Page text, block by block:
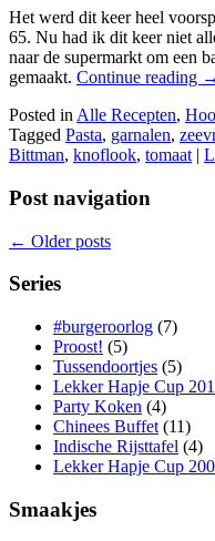
Het werd dit keer heel
65. Nu had ik dit keer niet
naar de supermarkt om een
gemaakt. Continue reading →
Posted in Alle Recepten,
Tagged Pasta, garnalen,
Bittman, knoflook, tomaat |
Post navigation
← Older posts
Series
#burgeroorlog (7)
Proost! (5)
Tussendoortjes (5)
Lekker Hapje Cup
Party Koken (4)
Chinees Buffet (11)
Indische Rijsttafel (4)
Lekker Hapje Cup
Smaakjes